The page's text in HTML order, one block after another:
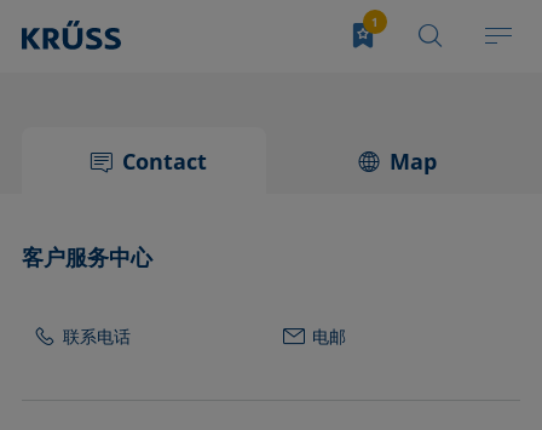
Contact Map
客户服务中心
联系电话 电邮